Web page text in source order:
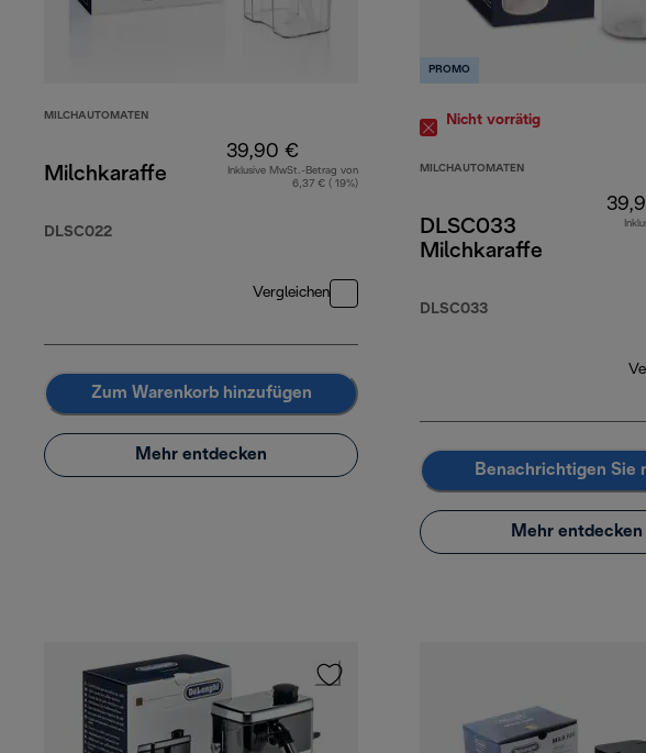
MILCHAUTOMATEN
Milchkaraffe
DLSC022
39,90 €
Inklusive MwSt.-Betrag von
6,37 € ( 19%)
Vergleichen
Zum Warenkorb hinzufügen
Mehr entdecken
PROMO
Nicht vorrätig
MILCHAUTOMATEN
DLSC033
Milchkaraffe
DLSC033
Benachrichtigen Sie
Mehr entdecken